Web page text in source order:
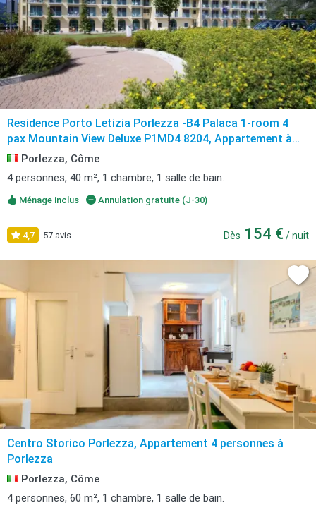
Residence Porto Letizia Porlezza -B4 Palaca 1-room 4
pax Mountain View Deluxe P1MD4 8204, Appartement à
Porlezza avec vue sur la montagne
Porlezza, Côme
4 personnes, 40 m², 1 chambre, 1 salle de bain.
Ménage inclus Annulation gratuite (J-30)
4,7 57 avis Dès 154 € / nuit
Centro Storico Porlezza, Appartement 4 personnes à
Porlezza
Porlezza, Côme
4 personnes, 60 m², 1 chambre, 1 salle de bain.